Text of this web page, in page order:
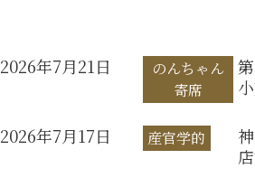
2026年7月21日
のんちゃん
寄席
2026年7月17日 産官学的